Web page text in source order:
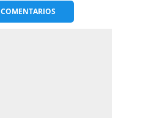
COMENTARIOS